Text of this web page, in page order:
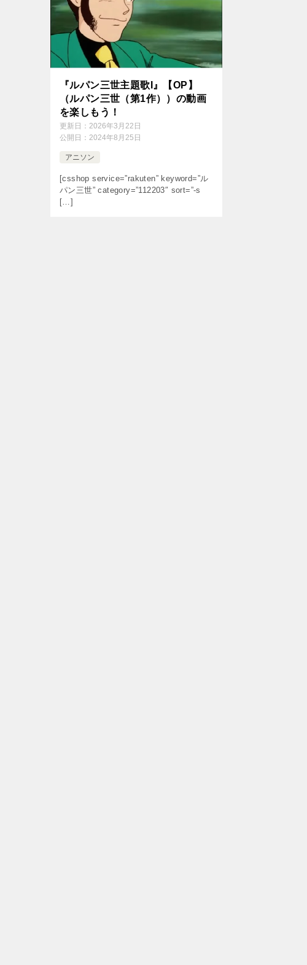
『ルパン三世主題歌I』【OP】
（ルパン三世（第1作））の動画
を楽しもう！
更新日： 2026年3月22日
公開日： 2024年8月25日
アニソン
[csshop service=”rakuten” keyword=”ル
パン三世” category=”112203″ sort=”-s
[…]